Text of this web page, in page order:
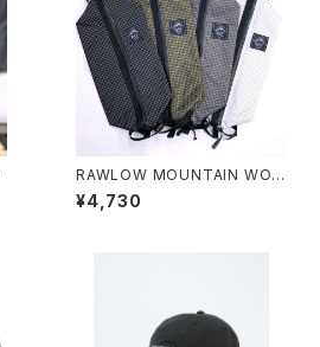
RAWLOW MOUNTAIN WOR
KS / STORAGE SACK（L）
¥4,730